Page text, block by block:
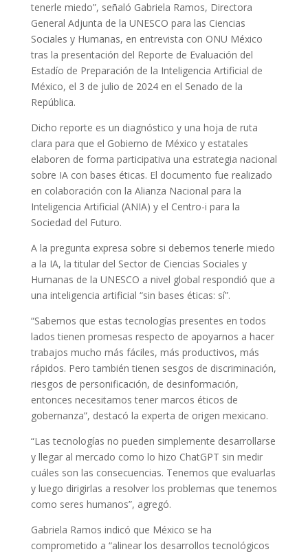
tenerle miedo”, señaló Gabriela Ramos, Directora
General Adjunta de la UNESCO para las Ciencias
Sociales y Humanas, en entrevista con ONU México
tras la presentación del Reporte de Evaluación del
Estadío de Preparación de la Inteligencia Artificial de
México, el 3 de julio de 2024 en el Senado de la
República.
Dicho reporte es un diagnóstico y una hoja de ruta
clara para que el Gobierno de México y estatales
elaboren de forma participativa una estrategia nacional
sobre IA con bases éticas. El documento fue realizado
en colaboración con la Alianza Nacional para la
Inteligencia Artificial (ANIA) y el Centro-i para la
Sociedad del Futuro.
A la pregunta expresa sobre si debemos tenerle miedo
a la IA, la titular del Sector de Ciencias Sociales y
Humanas de la UNESCO a nivel global respondió que a
una inteligencia artificial “sin bases éticas: sí”.
“Sabemos que estas tecnologías presentes en todos
lados tienen promesas respecto de apoyarnos a hacer
trabajos mucho más fáciles, más productivos, más
rápidos. Pero también tienen sesgos de discriminación,
riesgos de personificación, de desinformación,
entonces necesitamos tener marcos éticos de
gobernanza”, destacó la experta de origen mexicano.
“Las tecnologías no pueden simplemente desarrollarse
y llegar al mercado como lo hizo ChatGPT sin medir
cuáles son las consecuencias. Tenemos que evaluarlas
y luego dirigirlas a resolver los problemas que tenemos
como seres humanos”, agregó.
Gabriela Ramos indicó que México se ha
comprometido a “alinear los desarrollos tecnológicos